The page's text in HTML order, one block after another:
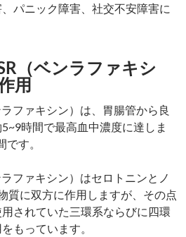
パニック障害、社交不安障害に
（ベンラファキシ
用
ファキシン）は、胃腸管から良
時間で最高血中濃度に達しま
す。
ファキシン）はセロトニンとノ
質に双方に作用しますが、その点
されていた三環系ならびに四環
もっています。